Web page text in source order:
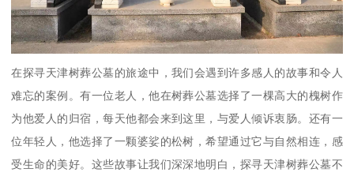
在探寻天津树葬公墓的旅途中，我们会遇到许多感人的故事和令人
难忘的案例。有一位老人，他在树葬公墓选择了一棵高大的槐树作
为他爱人的归宿，每天他都会来到这里，与爱人倾诉衷肠。还有一
位年轻人，他选择了一颗婆娑的松树，希望通过它与自然相连，感
受生命的美好。这些故事让我们深深地明白，探寻天津树葬公墓不